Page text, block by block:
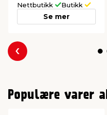
Nettbutikk Butikk
Se mer
Forrige
Populære varer